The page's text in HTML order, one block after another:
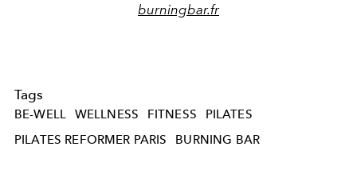
burningbar.fr
Tags
BE-WELL WELLNESS FITNESS
PILATES
PILATES REFORMER PARIS
BURNING BAR